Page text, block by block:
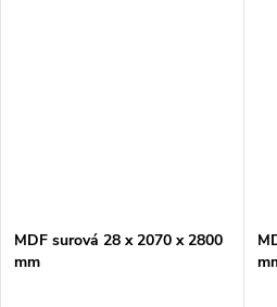
MDF surová 28 x 2070 x 2800
mm